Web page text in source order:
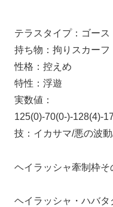
テラスタイプ：ゴース
持ち物：拘りスカーフ
性格：控えめ
特性：浮遊
実数値：
125(0)-70(0-)-128(4)-
技：イカサマ/悪の波
ヘイラッシャ牽制枠そ
ヘイラッシャ・ハバ